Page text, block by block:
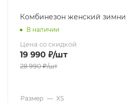
Комбинезон женский
В наличии
Цена со скидкой
19 990 ₽/шт
28 990₽/шт
Размер — XS